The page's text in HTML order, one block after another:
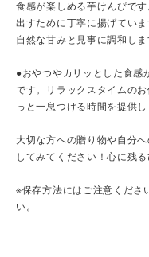
食感が楽しめる芋けんぴで
出すために丁寧に揚げてい
自然な甘みと見事に調和しま
●おやつやカリッとした食感
です。リラックスタイムの
っと一息つける時間を提供し
大切な方への贈り物や自分
してみてください！心に残
※保存方法にはご注意くださ
い。